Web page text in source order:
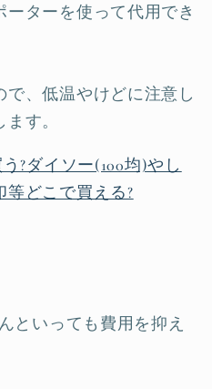
ターを使って代用でき
、低温やけどに注意し
す。
?ダイソー(100均)やし
等どこで買える?
といっても費用を抑え